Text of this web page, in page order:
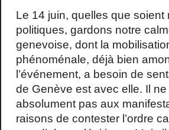
Le 14 juin, quelles que soient
politiques, gardons notre
genevoise, dont la
phénoménale, déjà bien
l’événement, a besoin de
de Genève est avec elle. Il ne
absolument pas aux
raisons de contester l’ordre